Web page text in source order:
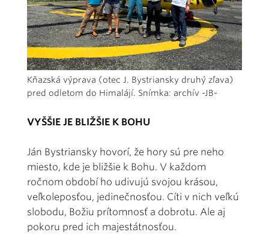
Kňazská výprava (otec J. Bystriansky druhý zľava)
pred odletom do Himalájí. Snímka: archív -JB-
VYŠŠIE JE BLIŽŠIE K BOHU
Ján Bystriansky hovorí, že hory sú pre neho
miesto, kde je bližšie k Bohu. V každom
ročnom období ho udivujú svojou krásou,
veľkoleposťou, jedinečnosťou. Cíti v nich veľkú
slobodu, Božiu prítomnosť a dobrotu. Ale aj
pokoru pred ich majestátnosťou.